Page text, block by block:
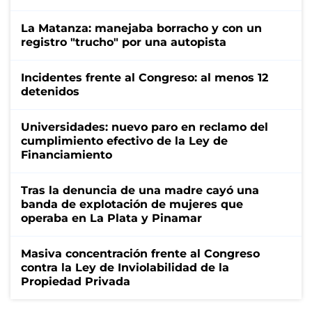
La Matanza: manejaba borracho y con un
registro "trucho" por una autopista
Incidentes frente al Congreso: al menos 12
detenidos
Universidades: nuevo paro en reclamo del
cumplimiento efectivo de la Ley de
Financiamiento
Tras la denuncia de una madre cayó una
banda de explotación de mujeres que
operaba en La Plata y Pinamar
Masiva concentración frente al Congreso
contra la Ley de Inviolabilidad de la
Propiedad Privada